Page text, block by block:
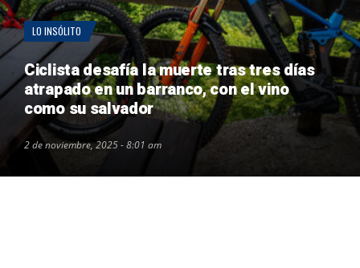
LO INSÓLITO
Ciclista desafía la muerte tras tres días
atrapado en un barranco, con el vino
como su salvador
2 de noviembre, 2025 - 8:01 am